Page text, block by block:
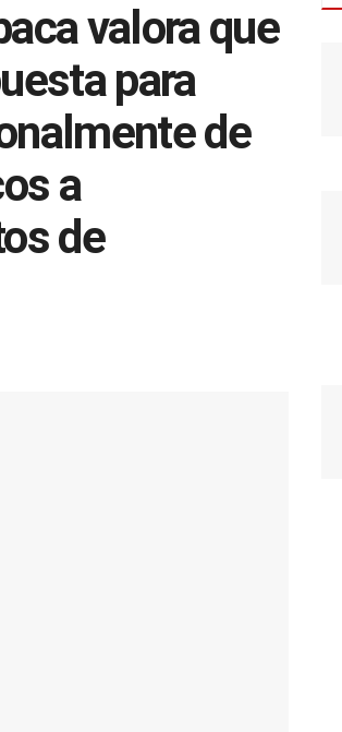
valora que
para
de
a
de